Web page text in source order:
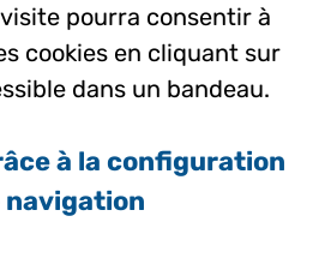
pourra consentir à
cookies en cliquant sur
dans un bandeau.
à la configuration
navigation